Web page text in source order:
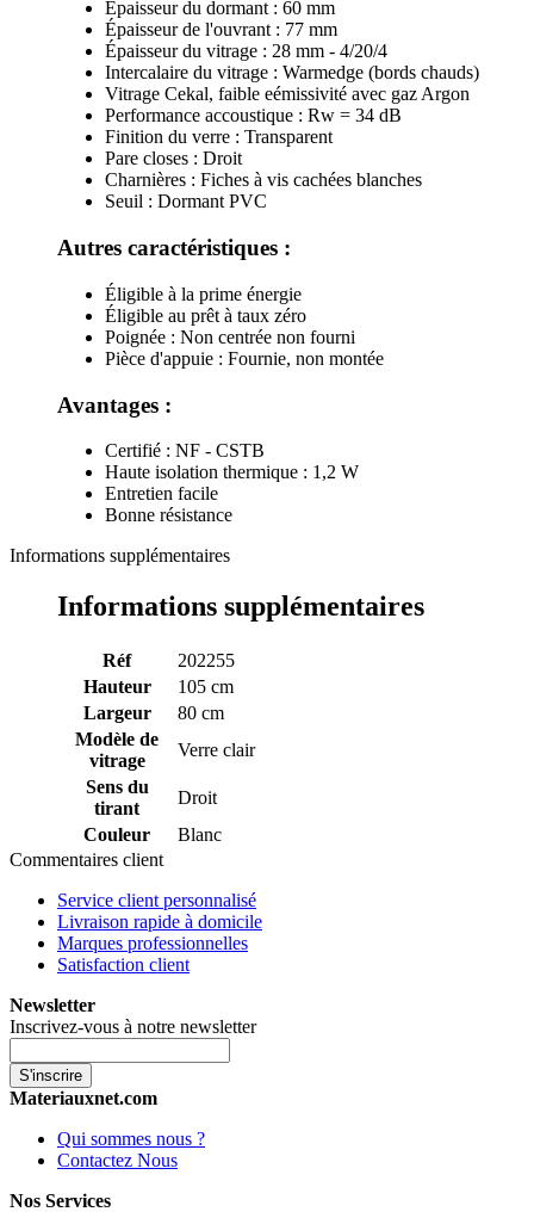
Épaisseur du dormant : 60 mm
Épaisseur de l'ouvrant : 77 mm
Épaisseur du vitrage : 28 mm - 4/20/4
Intercalaire du vitrage : Warmedge (bords chauds)
Vitrage Cekal, faible eémissivité avec gaz Argon
Performance accoustique : Rw = 34 dB
Finition du verre : Transparent
Pare closes : Droit
Charnières : Fiches à vis cachées blanches
Seuil : Dormant PVC
Autres caractéristiques :
Éligible à la prime énergie
Éligible au prêt à taux zéro
Poignée : Non centrée non fourni
Pièce d'appuie : Fournie, non montée
Avantages :
Certifié : NF - CSTB
Haute isolation thermique : 1,2 W
Entretien facile
Bonne résistance
Informations supplémentaires
Informations supplémentaires
Réf
202255
Hauteur
105 cm
Largeur
80 cm
Modèle de
vitrage
Verre clair
Sens du
tirant
Droit
Couleur
Blanc
Commentaires client
Service client personnalisé
Livraison rapide à domicile
Marques professionnelles
Satisfaction client
Newsletter
Inscrivez-vous à notre newsletter
S'inscrire
Materiauxnet.com
Qui sommes nous ?
Contactez Nous
Nos Services